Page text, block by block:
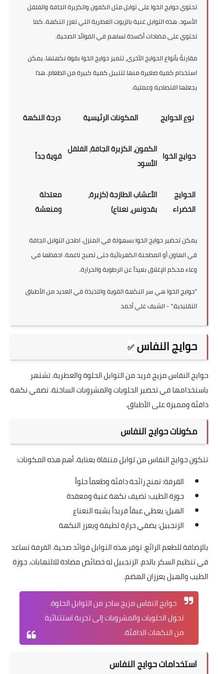
تحتوي حوايج الخوا على توابل مثل الكمون والكزبرة الجافة والفلفل
الأسود. هذه التوابل غنية بالزيوت العطرية التي تعزز النكهة. كما
تحتوي على مضادات أكسدة تساهم في الفوائد الصحية.
مقارنةً بأنواع الحوايج الأخرى، تتميز حوايج الخوا بقوة نكهتها. يمكن
استخدام كمية صغيرة منها لتتبيل كمية كبيرة من الطعام. هذا
يجعلها اقتصادية وعملية.
نوع الحوايج المكونات الرئيسية درجة النكهة
حوايج الخوا
الكمون، الكزبرة الجافة، الفلفل
الأسود
قوية جداً
الحوايج
الخضراء
الأعشاب الطازجة (كزبرة،
بقدونس، نعناع)
معتدلة
ومنعشة
يمكن تحضير حوايج الخوا بسهولة في المنزل. اطحن التوابل الجافة
في الهاون أو المطحنة الكهربائية حتى تصبح ناعمة. احفظها في
وعاء محكم الإغلاق بعيداً عن الرطوبة والحرارة.
"حوايج الخوا هي سر النكهة القوية واللذيذة في العديد من الأطباق
التقليدية." - الشيف علي أحمد
حوايج النفاس ✅
حوايج النفاس مزيج فريد من التوابل الحلوة والعطرية. تشتهر
باستخدامها في تحضير الحلويات والمشروبات الساخنة. تضفي نكهة
دافئة ومميزة على الأطباق.
مكونات حوايج النفاس
تتكون حوايج النفاس من توابل منتقاة بعناية. أهم هذه المكونات:
القرفة: تمنح رائحة دافئة وطعماً حلواً
جوزة الطيب: تضيف نكهة غنية ومعقدة
الهيل: يعطي عبقاً فريداً يشبه النعناع
الزنجبيل: يضفي حرارة لطيفة ويعزز النكهة
بالإضافة للطعم الرائع، توفر هذه التوابل فوائد صحية. القرفة تساعد
في تنظيم السكر بالدم. الزنجبيل له خصائص مضادة للالتهابات. جوزة
الطيب والهيل يعززان الهضم.
حوايج النفاس مزيج ساحر من التوابل الحلوة.
تحول الحلويات والمشروبات إلى تجربة استثنائية
من النكهات الدافئة.
استخدامات حوايج النفاس